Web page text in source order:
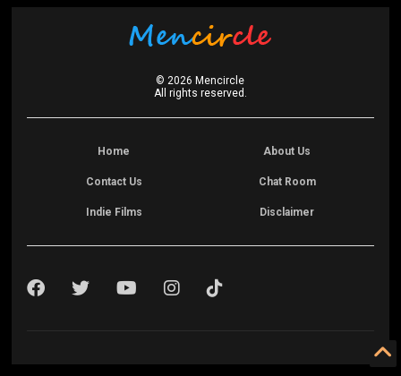
© 2026 Mencircle
All rights reserved.
Home About Us
Contact Us Chat Room
Indie Films Disclaimer